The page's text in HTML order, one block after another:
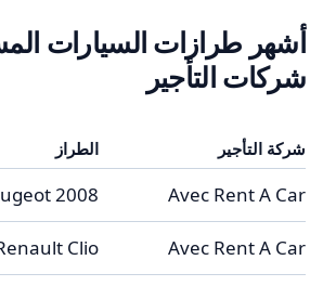
أشهر طرازات السيارات
شركات التأجير
شركة التأجير الطراز
Avec Rent A Car
2008
Avec Rent A Car
Clio